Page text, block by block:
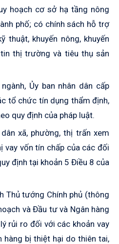
hoạch cơ sở hạ tầng nông
phố; có chính sách hỗ trợ
thuật, khuyến nông, khuyến
thị trường và tiêu thụ sản
Ủy ban nhân dân cấp
tổ chức tín dụng thẩm định,
quy định của pháp luật.
xã, phường, thị trấn xem
vay vốn tín chấp của các đối
định tại khoản 5 Điều 8 của
Thủ tướng Chính phủ (thông
và Đầu tư và Ngân hàng
rủi ro đối với các khoản vay
hàng bị thiệt hại do thiên tai,